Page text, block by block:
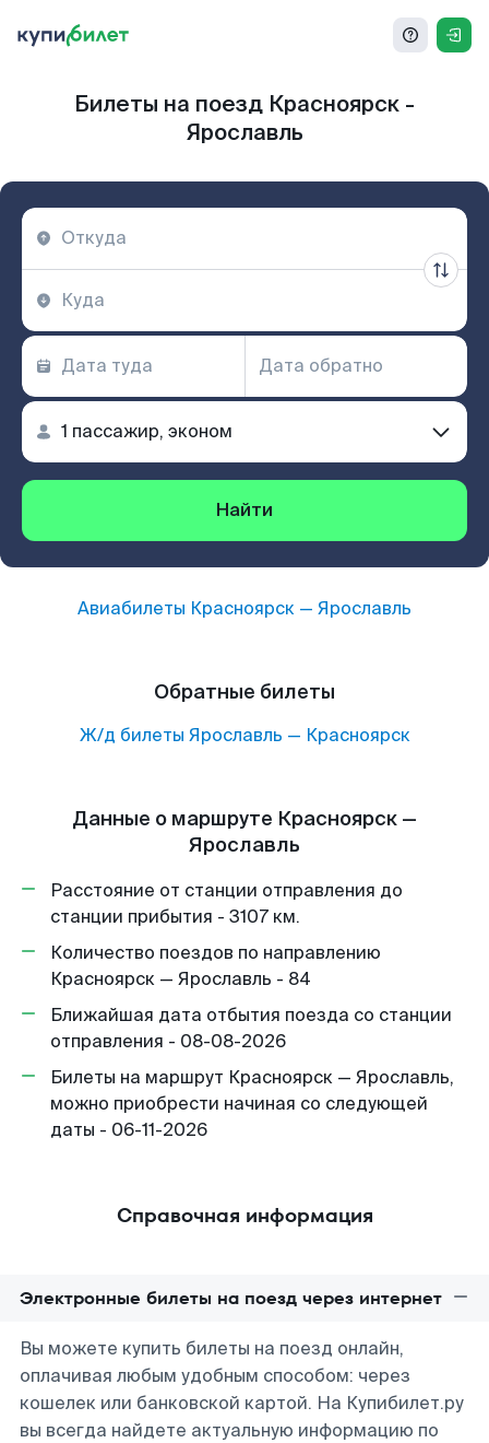
Билеты на поезд Красноярск -
Ярославль
Найти
Авиабилеты Красноярск — Ярославль
Обратные билеты
Ж/д билеты Ярославль — Красноярск
Данные о маршруте Красноярск —
Ярославль
Расстояние от станции отправления до
станции прибытия - 3107 км.
Количество поездов по направлению
Красноярск — Ярославль - 84
Ближайшая дата отбытия поезда со станции
отправления - 08-08-2026
Билеты на маршрут Красноярск — Ярославль,
можно приобрести начиная со следующей
даты - 06-11-2026
Справочная информация
Электронные билеты на поезд через интернет
Вы можете купить билеты на поезд онлайн,
оплачивая любым удобным способом: через
кошелек или банковской картой. На Купибилет.ру
вы всегда найдете актуальную информацию по